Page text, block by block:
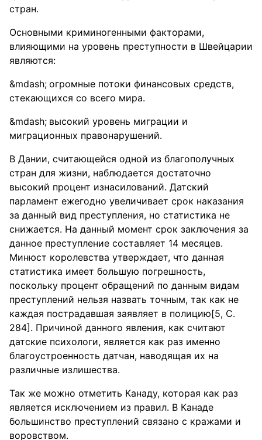
стран.
Основными криминогенными факторами,
влияющими на уровень преступности в Швейцарии
являются:
огромные потоки финансовых средств,
стекающихся со всего мира.
высокий уровень миграции и
миграционных правонарушений.
В Дании, считающейся одной из благополучных
стран для жизни, наблюдается достаточно
высокий процент изнасилований. Датский
парламент ежегодно увеличивает срок наказания
за данный вид преступления, но статистика не
снижается. На данный момент срок заключения за
данное преступление составляет 14 месяцев.
Минюст королевства утверждает, что данная
статистика имеет большую погрешность,
поскольку процент обращений по данным видам
преступлений нельзя назвать точным, так как не
каждая пострадавшая заявляет в полицию[5, С.
284]. Причиной данного явления, как считают
датские психологи, является как раз именно
благоустроенность датчан, наводящая их на
различные излишества.
Так же можно отметить Канаду, которая как раз
является исключением из правил. В Канаде
большинство преступлений связано с кражами и
воровством.